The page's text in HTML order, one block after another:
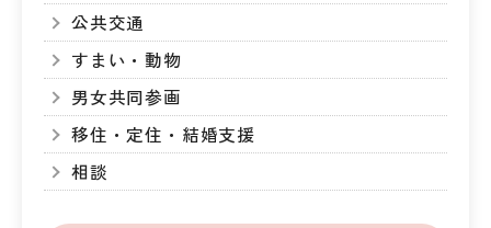
公共交通
すまい・動物
男女共同参画
移住・定住・結婚支援
相談